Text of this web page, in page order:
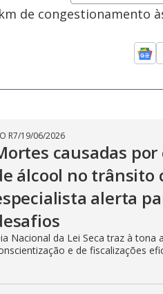
Opens in new
de congestionamento
R7/19/06/2026
causadas
álcool no trânsito
alerta
Nacional da Lei Seca traz à tona
e de fiscalizações